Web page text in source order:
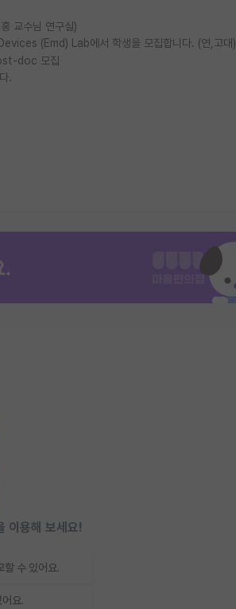
교수님 연구실)
(Emd) Lab에서 학생을 모집합니다. (연,고대)
doc 모집
.
이용해 보세요!
할 수 있어요.
요.